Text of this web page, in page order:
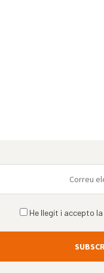
He llegit i accepto la